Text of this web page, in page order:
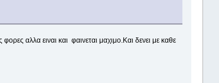
αλλα ειναι και φαινεται μαχιμο.Και δενει με καθε